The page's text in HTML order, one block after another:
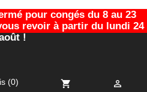
pour congés du 8 au 23
revoir à partir du lundi 24
!
(0) shopping_cart 